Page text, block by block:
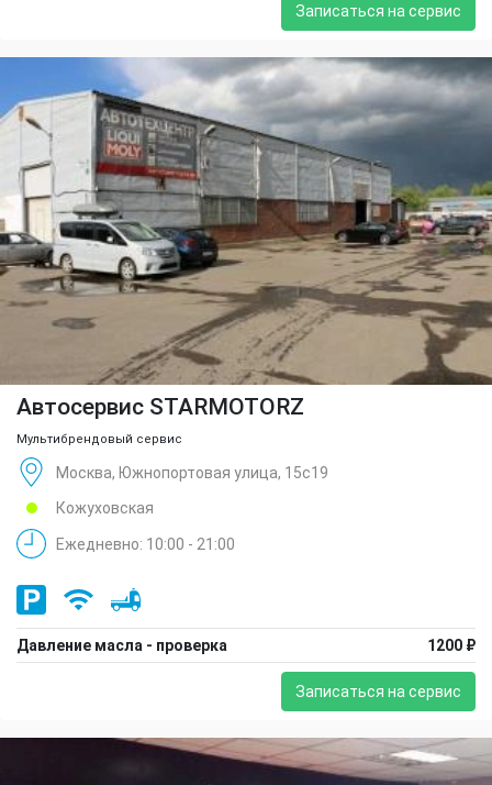
Записаться на сервис
Автосервис STARMOTORZ
Мультибрендовый сервис
Москва, Южнопортовая улица, 15с19
Кожуховская
Ежедневно: 10:00 - 21:00
Давление масла - проверка 1200 ₽
Записаться на сервис